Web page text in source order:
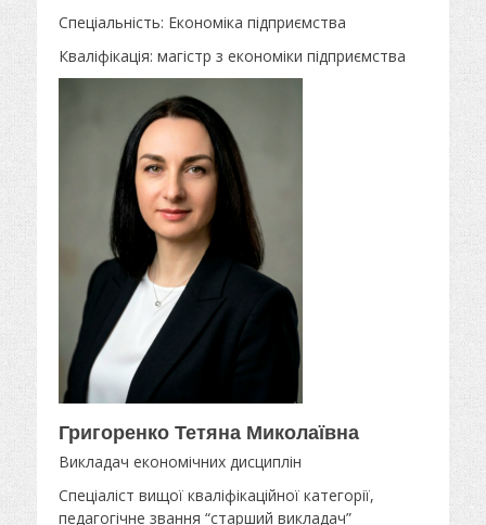
Спеціальність: Економіка підприємства
Кваліфікація: магістр з економіки підприємства
Григоренко Тетяна Миколаївна
Викладач економічних дисциплін
Спеціаліст вищої кваліфікаційної категорії,
педагогічне звання “старший викладач”